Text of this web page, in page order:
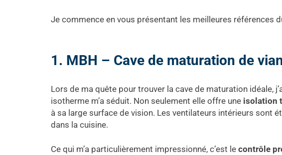
Je commence en vous présentant les meilleures références
1. MBH – Cave de maturation de
Lors de ma quête pour trouver la cave de maturation idéale,
isotherme m’a séduit. Non seulement elle offre une isolation
à sa large surface de vision. Les ventilateurs intérieurs sont
dans la cuisine.
Ce qui m’a particulièrement impressionné, c’est le contrôle